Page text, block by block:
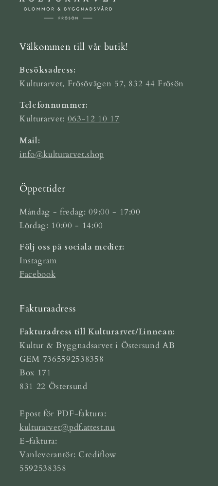
Välkommen till vår butik!
Besöksadress:
Kulturarvet, Frösövägen 57, 832 44 Frösön
Telefonnummer:
Kulturarvet: 063-12 10 17
Mail:
info@kulturarvet.shop
Öppettider
Måndag - fredag: 09:00 - 17:00
Lördag: 10:00 - 14:00
Följ oss på sociala medier:
Instagram
Facebook
Fakturaadress
Fakturadress till Kulturarvet/Linnean:
Kultur & Byggnadsarvet i Östersund AB
GEM 7365592538358
Box 171
831 22 Östersund
Epost för PDF-faktura:
kulturarvet@pdf.attest.nu
E-faktura:
Vanleverantör: Crediflow
5592538358